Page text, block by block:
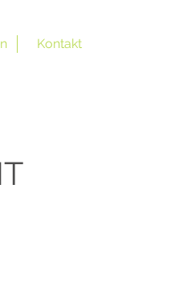
Kontakt